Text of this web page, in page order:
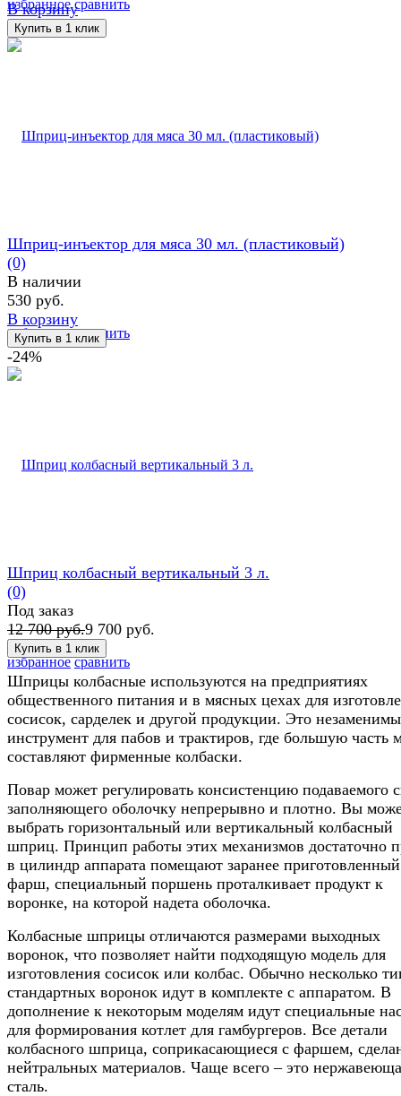
избранное сравнить
В корзину
избранное сравнить
Шприц-инъектор для мяса 30 мл. (пластиковый)
(0)
В наличии
530 руб.
В корзину
-24%
избранное сравнить
Шприц колбасный вертикальный 3 л.
(0)
Под заказ
12 700 руб.9 700 руб.
Шприцы колбасные используются на предприятиях
общественного питания и в мясных цехах для
сосисок, сарделек и другой продукции. Это
инструмент для пабов и трактиров, где большую часть
составляют фирменные колбаски.
Повар может регулировать консистенцию подаваемого
заполняющего оболочку непрерывно и плотно. Вы
выбрать горизонтальный или вертикальный колбасный
шприц. Принцип работы этих механизмов достаточно
в цилиндр аппарата помещают заранее приготовленный
фарш, специальный поршень проталкивает продукт к
воронке, на которой надета оболочка.
Колбасные шприцы отличаются размерами выходных
воронок, что позволяет найти подходящую модель для
изготовления сосисок или колбас. Обычно несколько
стандартных воронок идут в комплекте с аппаратом. В
дополнение к некоторым моделям идут специальные
для формирования котлет для гамбургеров. Все детали
колбасного шприца, соприкасающиеся с фаршем,
нейтральных материалов. Чаще всего – это
сталь.